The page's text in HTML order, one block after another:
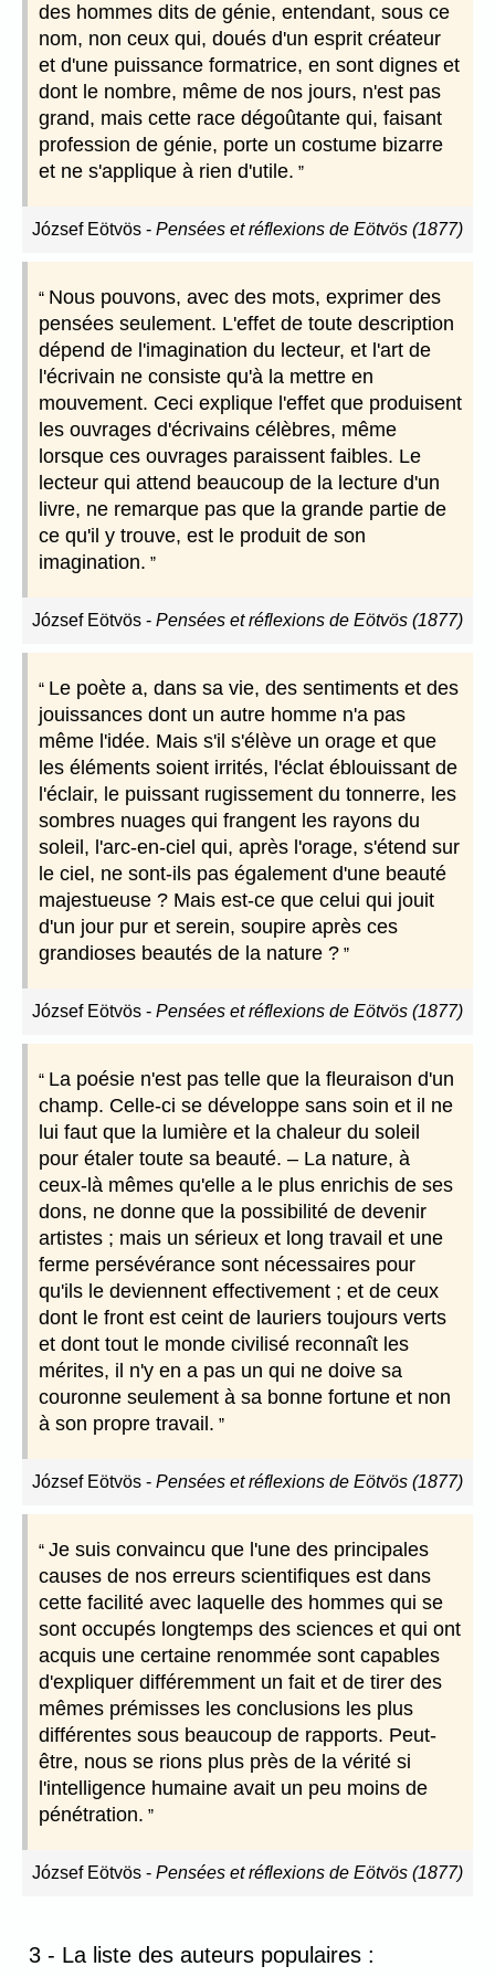
des hommes dits de génie, entendant, sous ce
nom, non ceux qui, doués d'un esprit créateur
et d'une puissance formatrice, en sont dignes et
dont le nombre, même de nos jours, n'est pas
grand, mais cette race dégoûtante qui, faisant
profession de génie, porte un costume bizarre
et ne s'applique à rien d'utile.
József Eötvös - Pensées et réflexions de Eötvös (1877)
Nous pouvons, avec des mots, exprimer des
pensées seulement. L'effet de toute description
dépend de l'imagination du lecteur, et l'art de
l'écrivain ne consiste qu'à la mettre en
mouvement. Ceci explique l'effet que produisent
les ouvrages d'écrivains célèbres, même
lorsque ces ouvrages paraissent faibles. Le
lecteur qui attend beaucoup de la lecture d'un
livre, ne remarque pas que la grande partie de
ce qu'il y trouve, est le produit de son
imagination.
József Eötvös - Pensées et réflexions de Eötvös (1877)
Le poète a, dans sa vie, des sentiments et des
jouissances dont un autre homme n'a pas
même l'idée. Mais s'il s'élève un orage et que
les éléments soient irrités, l'éclat éblouissant de
l'éclair, le puissant rugissement du tonnerre, les
sombres nuages qui frangent les rayons du
soleil, l'arc-en-ciel qui, après l'orage, s'étend sur
le ciel, ne sont-ils pas également d'une beauté
majestueuse ? Mais est-ce que celui qui jouit
d'un jour pur et serein, soupire après ces
grandioses beautés de la nature ?
József Eötvös - Pensées et réflexions de Eötvös (1877)
La poésie n'est pas telle que la fleuraison d'un
champ. Celle-ci se développe sans soin et il ne
lui faut que la lumière et la chaleur du soleil
pour étaler toute sa beauté. – La nature, à
ceux-là mêmes qu'elle a le plus enrichis de ses
dons, ne donne que la possibilité de devenir
artistes ; mais un sérieux et long travail et une
ferme persévérance sont nécessaires pour
qu'ils le deviennent effectivement ; et de ceux
dont le front est ceint de lauriers toujours verts
et dont tout le monde civilisé reconnaît les
mérites, il n'y en a pas un qui ne doive sa
couronne seulement à sa bonne fortune et non
à son propre travail.
József Eötvös - Pensées et réflexions de Eötvös (1877)
Je suis convaincu que l'une des principales
causes de nos erreurs scientifiques est dans
cette facilité avec laquelle des hommes qui se
sont occupés longtemps des sciences et qui ont
acquis une certaine renommée sont capables
d'expliquer différemment un fait et de tirer des
mêmes prémisses les conclusions les plus
différentes sous beaucoup de rapports. Peut-
être, nous se rions plus près de la vérité si
l'intelligence humaine avait un peu moins de
pénétration.
József Eötvös - Pensées et réflexions de Eötvös (1877)
3 - La liste des auteurs populaires :